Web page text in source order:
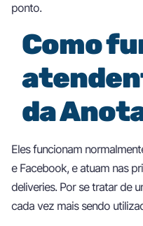
ponto.
Como
da
Eles funcionam
e Facebook, e atuam nas
deliveries. Por se tratar de
cada vez mais sendo